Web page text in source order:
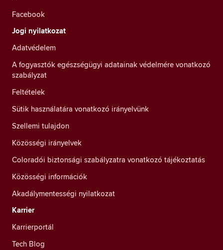
Facebook
Jogi nyilatkozat
Adatvédelem
A fogyasztók egészségügyi adatainak védelmére vonatkozó
szabályzat
Feltételek
Sütik használatára vonatkozó irányelvünk
Szellemi tulajdon
Közösségi irányelvek
Coloradói biztonsági szabályzatra vonatkozó tájékoztatás
Közösségi információk
Akadálymentességi nyilatkozat
Karrier
Karrierportál
Tech Blog